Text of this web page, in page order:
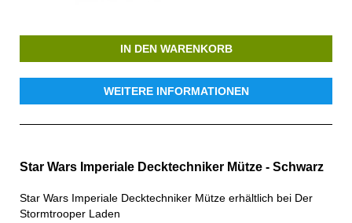
IN DEN WARENKORB
WEITERE INFORMATIONEN
Star Wars Imperiale Decktechniker Mütze - Schwarz
Star Wars Imperiale Decktechniker Mütze erhältlich bei Der
Stormtrooper Laden